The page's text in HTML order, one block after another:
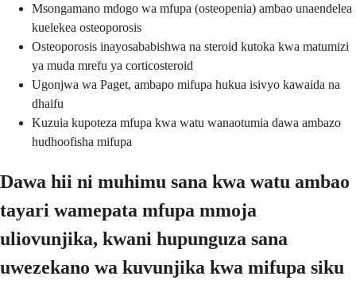
Msongamano mdogo wa mfupa (osteopenia) ambao unaendelea
kuelekea osteoporosis
Osteoporosis inayosababishwa na steroid kutoka kwa matumizi
ya muda mrefu ya corticosteroid
Ugonjwa wa Paget, ambapo mifupa hukua isivyo kawaida na
dhaifu
Kuzuia kupoteza mfupa kwa watu wanaotumia dawa ambazo
hudhoofisha mifupa
Dawa hii ni muhimu sana kwa watu ambao
tayari wamepata mfupa mmoja
uliovunjika, kwani hupunguza sana
uwezekano wa kuvunjika kwa mifupa siku